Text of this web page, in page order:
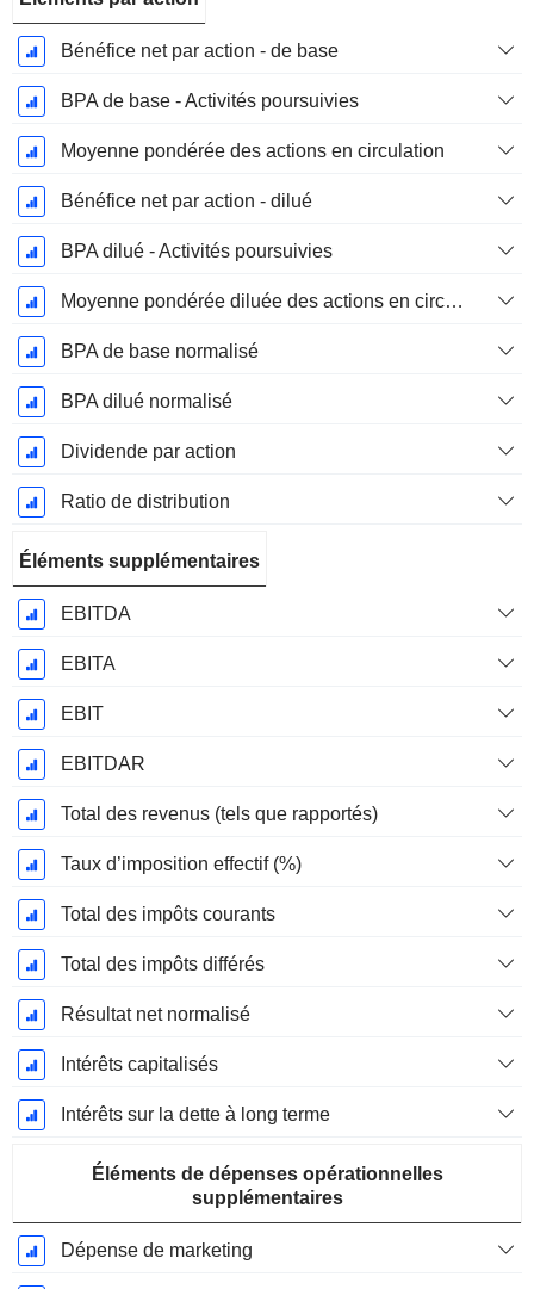
Bénéfice net par action - de base
BPA de base - Activités poursuivies
Moyenne pondérée des actions en circulation
Bénéfice net par action - dilué
BPA dilué - Activités poursuivies
Moyenne pondérée diluée des actions en circulation
BPA de base normalisé
BPA dilué normalisé
Dividende par action
Ratio de distribution
Éléments supplémentaires
EBITDA
EBITA
EBIT
EBITDAR
Total des revenus (tels que rapportés)
Taux d’imposition effectif (%)
Total des impôts courants
Total des impôts différés
Résultat net normalisé
Intérêts capitalisés
Intérêts sur la dette à long terme
Éléments de dépenses opérationnelles
supplémentaires
Dépense de marketing